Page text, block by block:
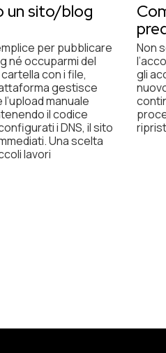
un sito/blog
per pubblicare
né occuparmi del
con i file,
gestisce
manuale
il codice
i DNS, il sito
Una scelta
lavori
Non
gli